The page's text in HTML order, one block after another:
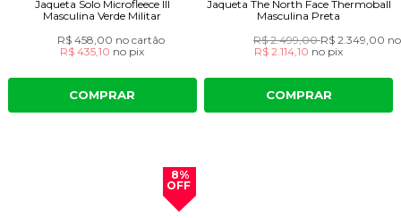
Jaqueta Solo Microfleece III
Masculina Verde Militar
R$ 458,00 no cartão
R$ 435,10 no pix
COMPRAR
Jaqueta The North Face Thermoball
Masculina Preta
R$ 2.499,00R$ 2.349,00
R$ 2.114,10 no pix
COMPRAR
8%
OFF